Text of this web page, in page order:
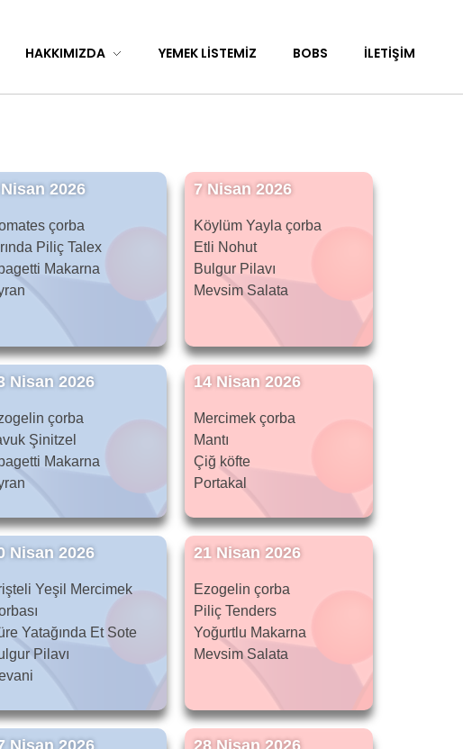
HAKKIMIZDA YEMEK LISTEMIZ BOBS İLETIŞIM
2026
çorba
Piliç Talex
Makarna
7 Nisan 2026
Köylüm Yayla çorba
Etli Nohut
Bulgur Pilavı
Mevsim Salata
Nisan 2026
çorba
Şinitzel
Makarna
14 Nisan 2026
Mercimek çorba
Mantı
Çiğ köfte
Portakal
Nisan 2026
Yeşil Mercimek
Yatağında Et Sote
Pilavı
21 Nisan 2026
Ezogelin çorba
Piliç Tenders
Yoğurtlu Makarna
Mevsim Salata